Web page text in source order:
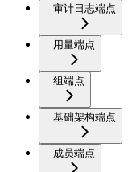
审计日志端点
用量端点
组端点
基础架构端点
成员端点